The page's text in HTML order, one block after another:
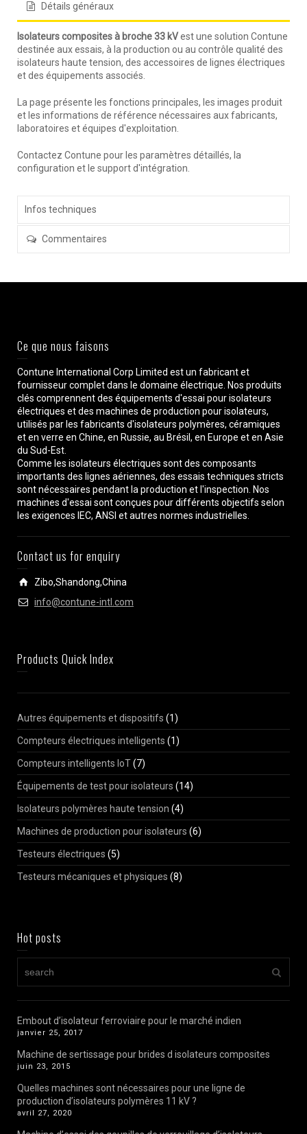
Détails généraux
Isolateurs composites à broche 33 kVest une solution Contune
destinée aux essais, à la production ou au contrôle qualité des
isolateurs haute tension, des accessoires de lignes électriques
et des équipements associés.
La page présente les fonctions principales, les images produit
et les informations de référence nécessaires aux fabricants,
laboratoires et équipes d'exploitation.
Contactez Contune pour les paramètres détaillés, la
configuration et le support d'intégration.
Infos techniques
Commentaires
Ce que nous faisons
Contune International Corp Limited est un fabricant et
fournisseur complet dans le domaine électrique. Nos produits
clés comprennent des équipements d'essai pour isolateurs
électriques et des machines de production pour isolateurs,
utilisés par les fabricants d'isolateurs polymères, céramiques
et en verre en Chine, en Russie, au Brésil, en Europe et en Asie
du Sud-Est.
Comme les isolateurs électriques sont des composants
importants des lignes aériennes, des essais techniques stricts
sont nécessaires pendant la production et l'inspection. Nos
machines d'essai sont conçues pour différents objectifs selon
les exigences IEC, ANSI et autres normes industrielles.
Contact us for enquiry
Zibo,Shandong,China
info@contune-intl.com
Products Quick Index
Autres équipements et dispositifs (1)
Compteurs électriques intelligents (1)
Compteurs intelligents IoT(7)
Équipements de test pour isolateurs (14)
Isolateurs polymères haute tension (4)
Machines de production pour isolateurs (6)
Testeurs électriques (5)
Testeurs mécaniques et physiques (8)
Hot posts
Embout d’isolateur ferroviaire pour le marché indien
janvier 25, 2017
Machine de sertissage pour brides d isolateurs composites
juin 23, 2015
Quelles machines sont nécessaires pour une ligne de
production d’isolateurs polymères 11 kV ?
avril 27, 2020